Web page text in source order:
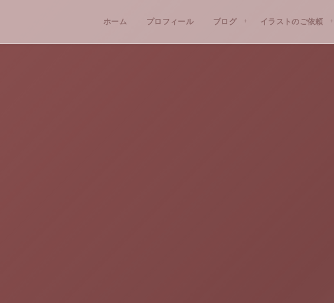
ホーム プロフィール ブログ イラストのご依頼